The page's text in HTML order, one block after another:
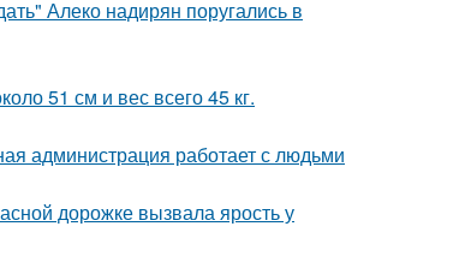
Алеко надирян поругались в
51 см и вес всего 45 кг.
администрация работает с людьми
дорожке вызвала ярость у